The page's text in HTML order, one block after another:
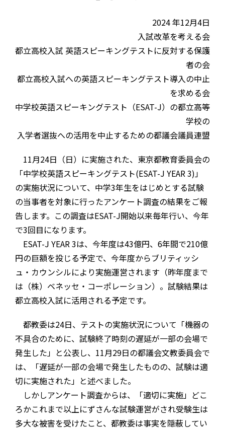
2024 年12月4日
入試改革を考える会
都立高校入試 英語スピーキングテストに反対する保護
者の会
都立高校入試への英語スピーキングテスト導入の中止
を求める会
中学校英語スピーキングテスト（ESAT-J）の都立高等
学校の
入学者選抜への活用を中止するための都議会議員連盟
11月24日（日）に実施された、東京都教育委員会の
「中学校英語スピーキングテスト(ESAT-J YEAR 3)」
の実施状況について、中学3年生をはじめとする試験
の当事者を対象に行ったアンケート調査の結果をご報
告します。この調査はESAT-J開始以来毎年行い、今年
で3回目になります。
ESAT-J YEAR 3は、今年度は43億円、6年間で210億
円の巨額を投じる予定で、今年度からブリティッシ
ュ・カウンシルにより実施運営されます（昨年度まで
は（株）ベネッセ・コーポレーション）。試験結果は
都立高校入試に活用される予定です。
都教委は24日、テストの実施状況について「機器の
不具合のために、試験終了時刻の遅延が一部の会場で
発生した」と公表し、11月29日の都議会文教委員会で
は、「遅延が一部の会場で発生したものの、試験は適
切に実施された」と述べました。
しかしアンケート調査からは、「適切に実施」どこ
ろかこれまで以上にずさんな試験運営がされ受験生は
多大な被害を受けたこと、都教委は事実を隠蔽してい